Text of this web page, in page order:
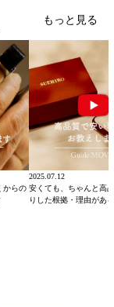
もっと見る
からの
2025.07.12
安くても、ちゃんと高
りした根拠・理由があ